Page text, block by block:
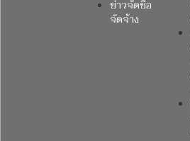
ข่าวจัดซื้อ
จัดจ้าง